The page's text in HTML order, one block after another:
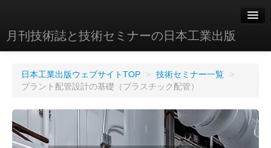
月刊技術誌と技術セミナーの日本工業出版
講座内容
詳細・問い合わせ先
申込方法
日本工業出版ウェブサイトTOP > 技術セミナー一覧
>
プラント配管設計の基礎（プラスチック配管）